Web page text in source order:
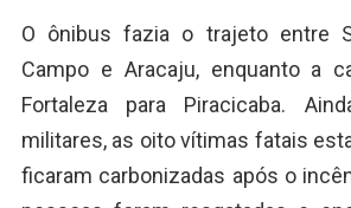
O ônibus fazia o trajeto entre
Campo e Aracaju, enquanto a
Fortaleza para Piracicaba.
militares, as oito vítimas fatais
ficaram carbonizadas após o